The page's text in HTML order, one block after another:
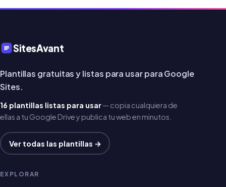
SitesAvant
Plantillas gratuitas y listas para usar para Google
Sites.
16 plantillas listas para usar— copia cualquiera de
ellas a tu Google Drive y publica tu web en minutos.
Ver todas las plantillas →
EXPLORAR